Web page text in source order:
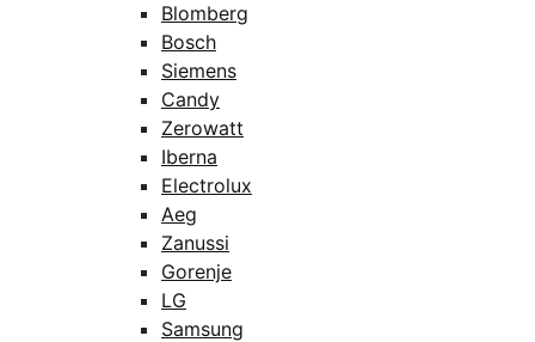
Blomberg
Bosch
Siemens
Candy
Zerowatt
Iberna
Electrolux
Aeg
Zanussi
Gorenje
LG
Samsung